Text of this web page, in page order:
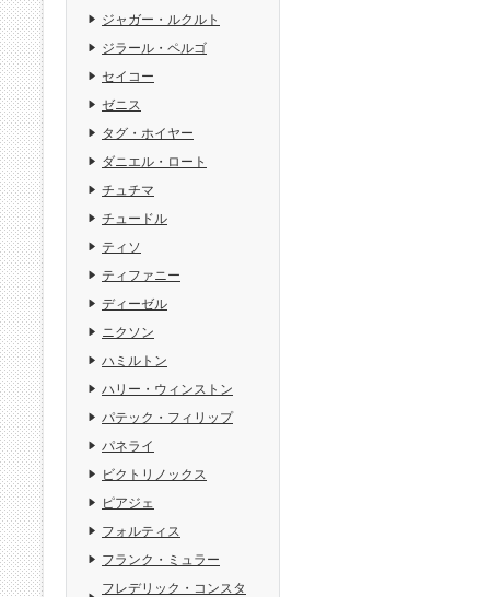
ジャガー・ルクルト
ジラール・ペルゴ
セイコー
ゼニス
タグ・ホイヤー
ダニエル・ロート
チュチマ
チュードル
ティソ
ティファニー
ディーゼル
ニクソン
ハミルトン
ハリー・ウィンストン
パテック・フィリップ
パネライ
ビクトリノックス
ピアジェ
フォルティス
フランク・ミュラー
フレデリック・コンスタ